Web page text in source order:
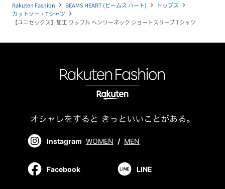
Rakuten Fashion navigate_next BEAMS HEART (ビームス ハート) navigate_next トップス navigate_next
カットソー・Tシャツ navigate_next
【ユニセックス】加工 ワッフル ヘンリーネック ショートスリーブ Tシャツ
Instagram WOMEN / MEN
Facebook LINE